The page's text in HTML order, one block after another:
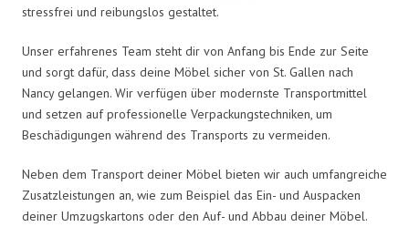
stressfrei und reibungslos gestaltet.
Unser erfahrenes Team steht dir von Anfang bis Ende zur Seite
und sorgt dafür, dass deine Möbel sicher von St. Gallen nach
Nancy gelangen. Wir verfügen über modernste Transportmittel
und setzen auf professionelle Verpackungstechniken, um
Beschädigungen während des Transports zu vermeiden.
Neben dem Transport deiner Möbel bieten wir auch umfangreiche
Zusatzleistungen an, wie zum Beispiel das Ein- und Auspacken
deiner Umzugskartons oder den Auf- und Abbau deiner Möbel.